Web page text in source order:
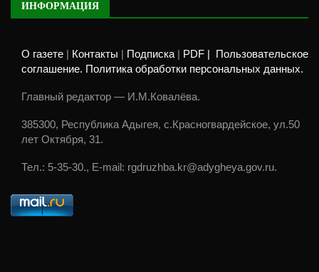
ИНФОРМАЦИЯ
О газете Контакты Подписка| PDF |
Пользовательское
соглашение. Политика обработки персональных данных.
Главный редактор — И.М.Ковалёва.
385300, Республика Адыгея, с.Красногвардейское, ул.50
лет Октября, 31.
Тел.: 5-35-30., E-mail: rgdruzhba.kr@adygheya.gov.ru.